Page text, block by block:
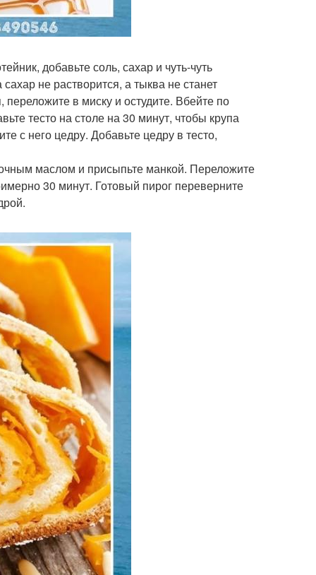
добавьте соль, сахар и чуть-чуть
не растворится, а тыква не станет
в миску и остудите. Вбейте по
тесто на столе на 30 минут, чтобы крупа
с него цедру. Добавьте цедру в тесто,
маслом и присыпьте манкой. Переложите
30 минут. Готовый пирог переверните